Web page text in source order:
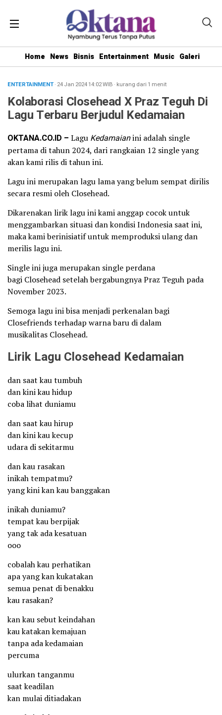
Home News Bisnis Entertainment Music Galeri
ENTERTAINMENT· 24 Jan 202414:02WIB · kurang dari 1 menit
Kolaborasi Closehead X Praz Teguh Di
Lagu Terbaru Berjudul Kedamaian
OKTANA.CO.ID – Lagu Kedamaianini adalah single
pertama di tahun 2024, dari rangkaian 12 single yang
akan kami rilis di tahun ini.
Lagu ini merupakan lagu lama yang belum sempat dirilis
secara resmi oleh Closehead.
Dikarenakan lirik lagu ini kami anggap cocok untuk
menggambarkan situasi dan kondisi Indonesia saat ini,
maka kami berinisiatif untuk memproduksi ulang dan
merilis lagu ini.
Single ini juga merupakan single perdana
bagi Closehead setelah bergabungnya Praz Teguh pada
November 2023.
Semoga lagu ini bisa menjadi perkenalan bagi
Closefriends terhadap warna baru di dalam
musikalitas Closehead.
Lirik Lagu Closehead Kedamaian
dan saat kau tumbuh
dan kini kau hidup
coba lihat duniamu
dan saat kau hirup
dan kini kau kecup
udara di sekitarmu
dan kau rasakan
inikah tempatmu?
yang kini kan kau banggakan
inikah duniamu?
tempat kau berpijak
yang tak ada kesatuan
ooo
cobalah kau perhatikan
apa yang kan kukatakan
semua penat di benakku
kau rasakan?
kan kau sebut keindahan
kau katakan kemajuan
tanpa ada kedamaian
percuma
ulurkan tanganmu
saat keadilan
kan mulai ditiadakan